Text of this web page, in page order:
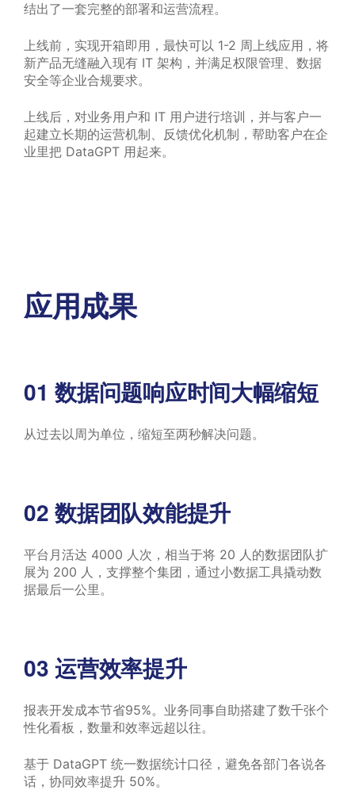
结出了一套完整的部署和运营流程。
上线前，实现开箱即用，最快可以 1-2 周上线应用，将
新产品无缝融入现有 IT 架构，并满足权限管理、数据
安全等企业合规要求。
上线后，对业务用户和 IT 用户进行培训，并与客户一
起建立长期的运营机制、反馈优化机制，帮助客户在企
业里把 DataGPT 用起来。
应用成果
01 数据问题响应时间大幅缩短
从过去以周为单位，缩短至两秒解决问题。
02数据团队效能提升
平台月活达 4000 人次，相当于将 20 人的数据团队扩
展为 200 人，支撑整个集团，通过小数据工具撬动数
据最后一公里。
03运营效率提升
报表开发成本节省95%。业务同事自助搭建了数千张个
性化看板，数量和效率远超以往。
基于 DataGPT 统一数据统计口径，避免各部门各说各
话，协同效率提升 50%。